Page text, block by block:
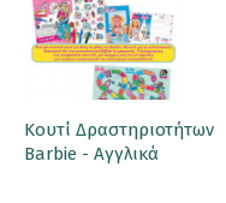
Κουτί Δραστηριοτήτων
Barbie - Αγγλικά